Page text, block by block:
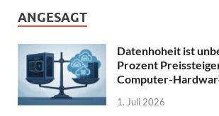
ANGESAGT
Datenhoheit ist
Prozent
Computer-
1. Juli 2026